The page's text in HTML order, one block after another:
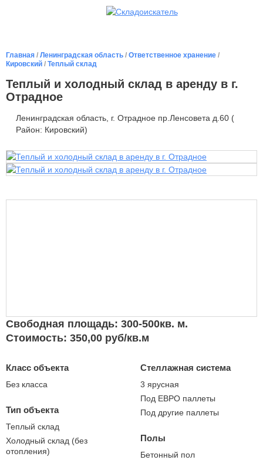
Главная / Ленинградская область / Ответственное хранение /
Кировский / Теплый склад
Теплый и холодный склад в аренду в г.
Отрадное
Ленинградская область, г. Отрадное пр.Ленсовета д.60 (
Район: Кировский)
Свободная площадь: 300-500кв. м.
Стоимость: 350,00 руб/кв.м
Класс объекта
Без класса
Тип объекта
Теплый склад
Холодный склад (без
отопления)
Стеллажная система
3 ярусная
Под ЕВРО паллеты
Под другие паллеты
Полы
Бетонный пол